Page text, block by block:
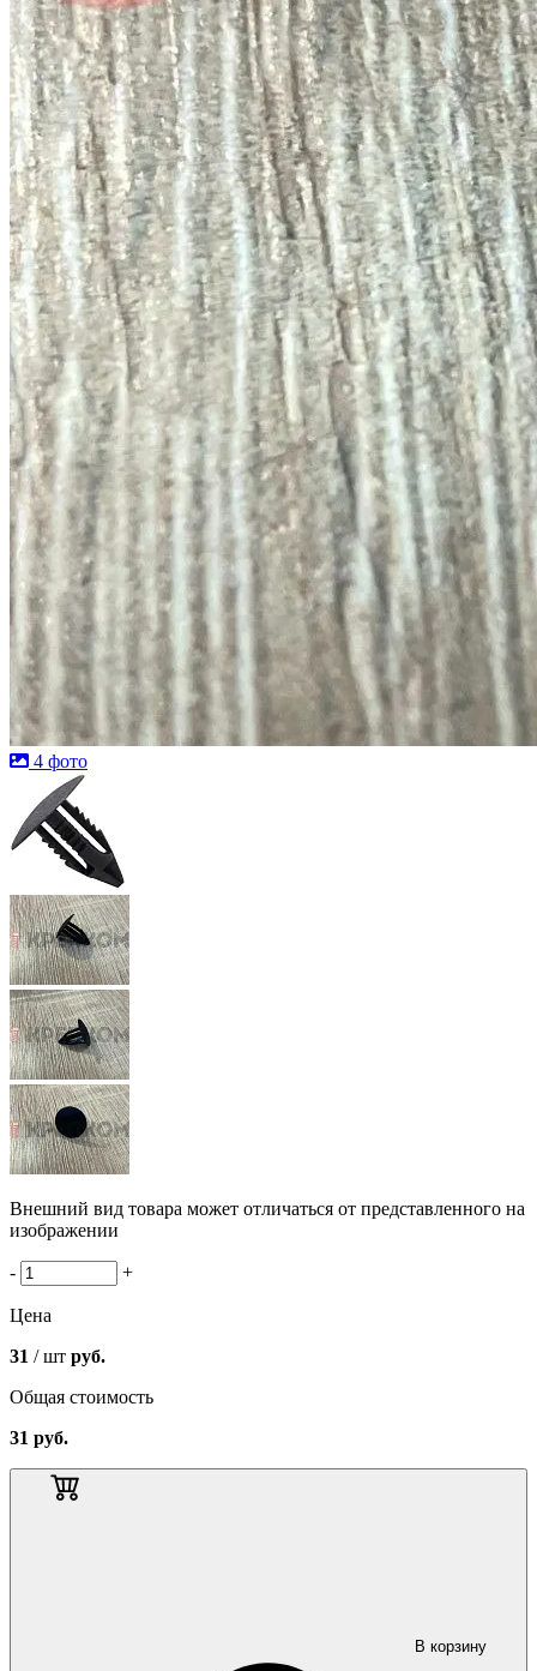
4 фото
Внешний вид товара может отличаться от представленного на
изображении
- +
Цена
31 / шт руб.
Общая стоимость
31 руб.
В корзину